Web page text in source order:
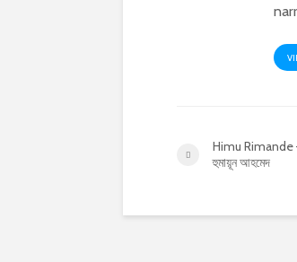
Himu Rimande
হুমায়ূন আহমেদ